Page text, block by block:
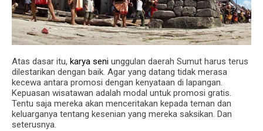
Atas dasar itu, karya seni unggulan daerah Sumut harus terus
dilestarikan dengan baik. Agar yang datang tidak merasa
kecewa antara promosi dengan kenyataan di lapangan.
Kepuasan wisatawan adalah modal untuk promosi gratis.
Tentu saja mereka akan menceritakan kepada teman dan
keluarganya tentang kesenian yang mereka saksikan. Dan
seterusnya.